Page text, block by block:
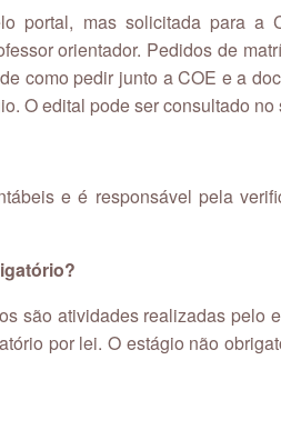
portal, mas solicitada para a
orientador. Pedidos de
como pedir junto a COE e a
O edital pode ser consultado
e é responsável pela
são atividades realizadas pelo
por lei. O estágio não